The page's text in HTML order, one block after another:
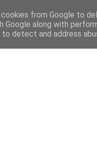
from Google to
Google along with
detect and address